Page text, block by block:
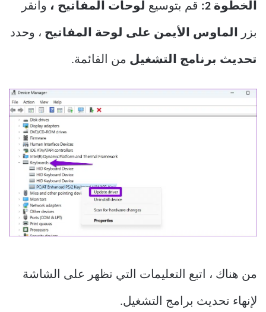
الخطوة 2: قم بتوسيع لوحات المفاتيح ، وانقر
بزر الماوس الأيمن على لوحة المفاتيح ، وحدد
تحديث برنامج التشغيل من القائمة.
من هناك ، اتبع التعليمات التي تظهر على الشاشة
لإنهاء تحديث برامج التشغيل.